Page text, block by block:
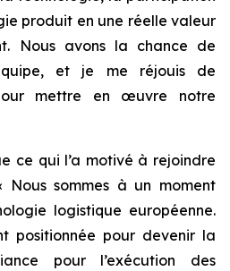
produit en une réelle valeur
Nous avons la chance de
et je me réjouis de
mettre en œuvre notre
ce qui l’a motivé à rejoindre
Nous sommes à un moment
logistique européenne.
positionnée pour devenir la
pour l’exécution des